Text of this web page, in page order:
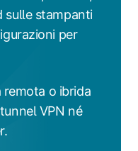
sulle stampanti
per
o ibrida
VPN né